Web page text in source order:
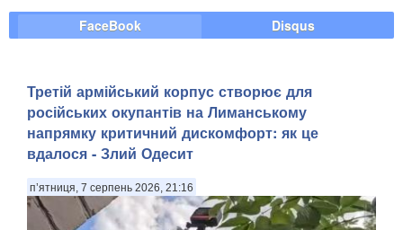
FaceBook Disqus
Третій армійський корпус створює для
російських окупантів на Лиманському
напрямку критичний дискомфорт: як це
вдалося - Злий Одесит
п’ятниця, 7 серпень 2026, 21:16